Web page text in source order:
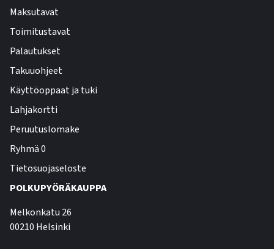
Maksutavat
Toimitustavat
Palautukset
Takuuohjeet
Käyttöoppaat ja tuki
Lahjakortti
Peruutuslomake
Ryhmä 0
Tietosuojaseloste
POLKUPYÖRÄKAUPPA
Melkonkatu 26
00210 Helsinki